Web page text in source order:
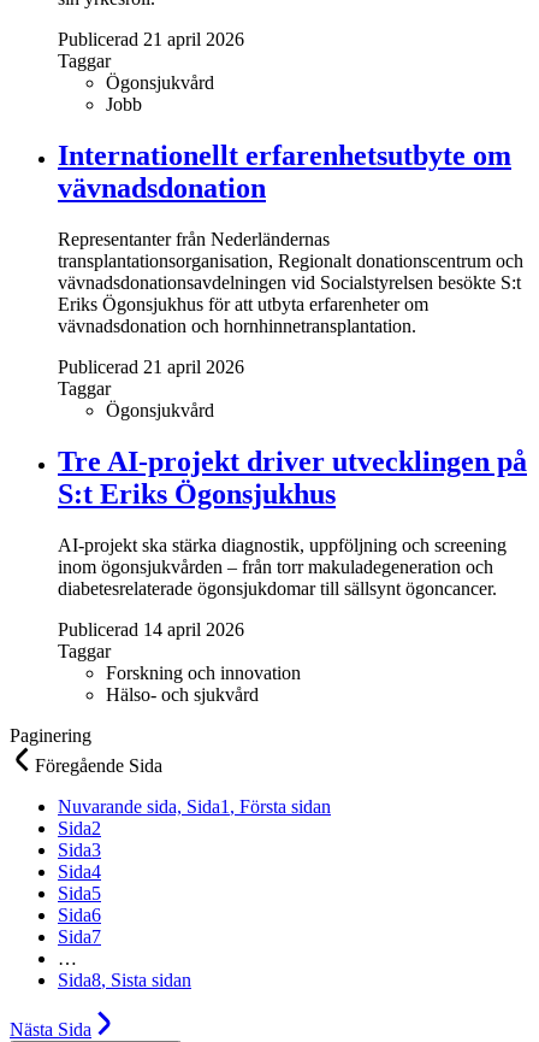
Publicerad 21 april 2026
Taggar
Ögonsjukvård
Jobb
Internationellt erfarenhetsutbyte om
vävnadsdonation
Representanter från Nederländernas
transplantationsorganisation, Regionalt donationscentrum och
vävnadsdonationsavdelningen vid Socialstyrelsen besökte S:t
Eriks Ögonsjukhus för att utbyta erfarenheter om
vävnadsdonation och hornhinnetransplantation.
Publicerad 21 april 2026
Taggar
Ögonsjukvård
Tre AI-projekt driver utvecklingen på
S:t Eriks Ögonsjukhus
AI-projekt ska stärka diagnostik, uppföljning och screening
inom ögonsjukvården – från torr makuladegeneration och
diabetesrelaterade ögonsjukdomar till sällsynt ögoncancer.
Publicerad 14 april 2026
Taggar
Forskning och innovation
Hälso- och sjukvård
Paginering
Föregående Sida
Nuvarande sida, Sida1 , Första sidan
Sida2
Sida3
Sida4
Sida5
Sida6
Sida7
…
Sida8, Sista sidan
Nästa Sida